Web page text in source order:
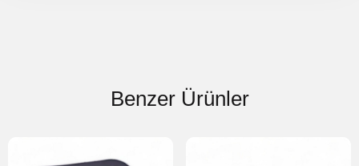
Benzer Ürünler